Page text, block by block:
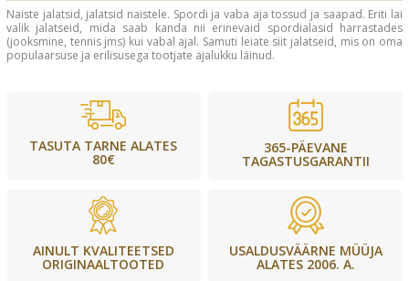
Naiste jalatsid, jalatsid naistele. Spordi ja vaba aja tossud ja saapad. Eriti lai
valik jalatseid, mida saab kanda nii erinevaid spordialasid harrastades
(jooksmine, tennis jms) kui vabal ajal. Samuti leiate siit jalatseid, mis on oma
populaarsuse ja erilisusega tootjate ajalukku läinud.
TASUTA TARNE ALATES
80€
365-PÄEVANE
TAGASTUSGARANTII
AINULT KVALITEETSED
ORIGINAALTOOTED
USALDUSVÄÄRNE MÜÜJA
ALATES 2006. A.